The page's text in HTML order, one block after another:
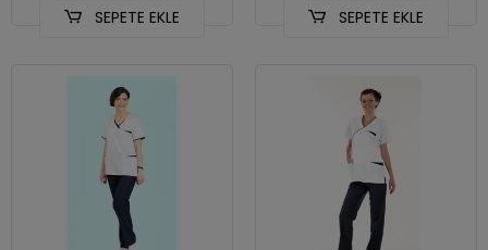
SEPETE EKLE SEPETE EKLE